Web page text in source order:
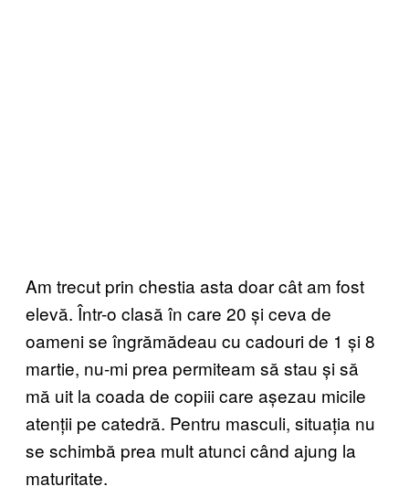
Am trecut prin chestia asta doar cât am fost
elevă. Într-o clasă în care 20 și ceva de
oameni se îngrămădeau cu cadouri de 1 și 8
martie, nu-mi prea permiteam să stau și să
mă uit la coada de copiii care așezau micile
atenții pe catedră. Pentru masculi, situația nu
se schimbă prea mult atunci când ajung la
maturitate.